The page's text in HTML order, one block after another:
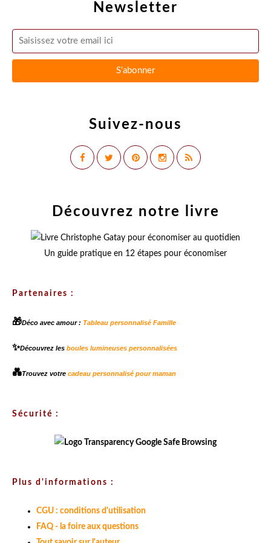
Newsletter
Suivez-nous
Découvrez notre livre
Un guide pratique en 12 étapes pour économiser
Partenaires :
🎁Déco avec amour : Tableau personnalisé Famille
✨Découvrez les boules lumineuses personnalisées
💑Trouvez votre cadeau personnalisé pour maman
Sécurité :
Plus d'informations :
CGU : conditions d'utilisation
FAQ - la foire aux questions